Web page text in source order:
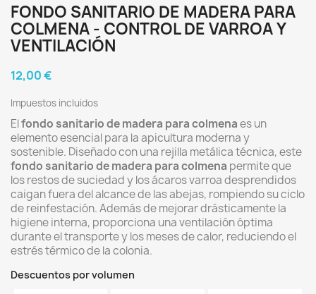
FONDO SANITARIO DE MADERA PARA
COLMENA - CONTROL DE VARROA Y
VENTILACIÓN
12,00 €
Impuestos incluidos
Elfondo sanitario de madera para colmenaes un
elemento esencial para la apicultura moderna y
sostenible. Diseñado con una rejilla metálica técnica, este
fondo sanitario de madera para colmena permite que
los restos de suciedad y los ácaros varroa desprendidos
caigan fuera del alcance de las abejas, rompiendo su ciclo
de reinfestación. Además de mejorar drásticamente la
higiene interna, proporciona una ventilación óptima
durante el transporte y los meses de calor, reduciendo el
estrés térmico de la colonia.
Descuentos por volumen